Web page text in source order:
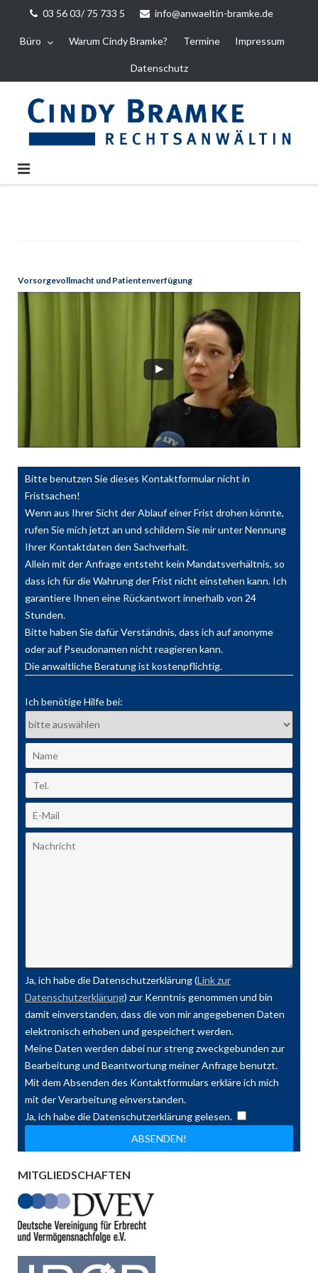
Inhalt
03 56 03/ 75 733 5 info@anwaeltin-bramke.de
Büro Warum Cindy Bramke? Termine Impressum
Datenschutz
Vorsorgevollmacht und Patientenverfügung
Bitte benutzen Sie dieses Kontaktformular nicht in
Fristsachen!
Wenn aus Ihrer Sicht der Ablauf einer Frist drohen könnte,
rufen Sie mich jetzt an und schildern Sie mir unter Nennung
Ihrer Kontaktdaten den Sachverhalt.
Allein mit der Anfrage entsteht kein Mandatsverhältnis, so
dass ich für die Wahrung der Frist nicht einstehen kann. Ich
garantiere Ihnen eine Rückantwort innerhalb von 24
Stunden.
Bitte haben Sie dafür Verständnis, dass ich auf anonyme
oder auf Pseudonamen nicht reagieren kann.
Die anwaltliche Beratung ist kostenpflichtig.
Ich benötige Hilfe bei:
Ja, ich habe die Datenschutzerklärung (Link zur
Datenschutzerklärung) zur Kenntnis genommen und bin
damit einverstanden, dass die von mir angegebenen Daten
elektronisch erhoben und gespeichert werden.
Meine Daten werden dabei nur streng zweckgebunden zur
Bearbeitung und Beantwortung meiner Anfrage benutzt.
Mit dem Absenden des Kontaktformulars erkläre ich mich
mit der Verarbeitung einverstanden.
Ja, ich habe die Datenschutzerklärung gelesen.
MITGLIEDSCHAFTEN